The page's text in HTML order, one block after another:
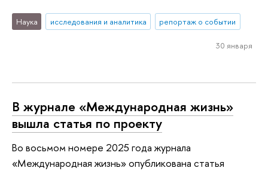
Наука исследования и аналитика репортаж о событии
30 января
В журнале «Международная жизнь»
вышла статья по проекту
Во восьмом номере 2025 года журнала
«Международная жизнь» опубликована статья